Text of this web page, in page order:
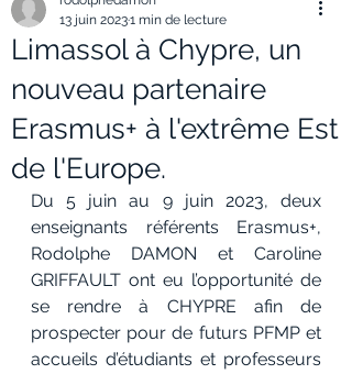
Limassol à Chypre, un
nouveau partenaire
Erasmus+ à l'extrême Est
de l'Europe.
13 juin 20231 min de lecture
Du 5 juin au 9 juin 2023, deux
enseignants référents Erasmus+,
Rodolphe DAMON et Caroline
GRIFFAULT ont eu l’opportunité de
se rendre à CHYPRE afin de
prospecter pour de futurs PFMP et
accueils d’étudiants et professeurs